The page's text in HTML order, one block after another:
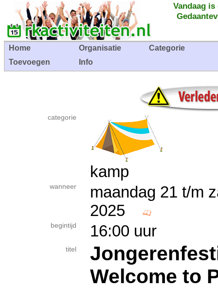
Vandaag
Home Organisatie
Categorie
Toevoegen
Info
categorie
kamp
wanneer
maandag 21 t/m
2025
begintijd 16:00 uur
titel
Welcome to